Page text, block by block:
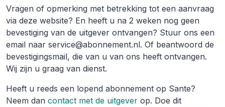
Vragen of opmerking met betrekking tot een aanvraag
via deze website? En heeft u na 2 weken nog geen
bevestiging van de uitgever ontvangen? Stuur ons een
email naar service@abonnement.nl. Of beantwoord de
bevestigingsmail, die van u van ons heeft ontvangen.
Wij zijn u graag van dienst.
Heeft u reeds een lopend abonnement op Sante?
Neem dan contact met de uitgever op. Doe dit